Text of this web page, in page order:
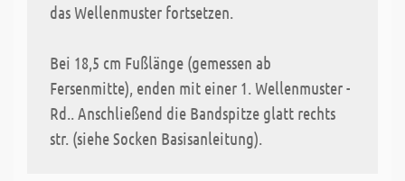
das Wellenmuster fortsetzen.
Bei 18,5 cm Fußlänge (gemessen ab
Fersenmitte), enden mit einer 1. Wellenmuster -
Rd.. Anschließend die Bandspitze glatt rechts
str. (siehe Socken Basisanleitung).